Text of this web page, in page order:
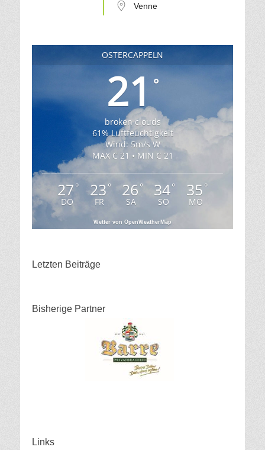
Venne
OSTERCAPPELN
21 °
broken clouds
61% Luftfeuchtigkeit
Wind: 5m/s W
MAX C 21 • MIN C 21
27 °
DO
23 °
FR
26 °
SA
34°
SO
35 °
MO
Wetter von OpenWeatherMap
Letzten Beiträge
Bisherige Partner
Links